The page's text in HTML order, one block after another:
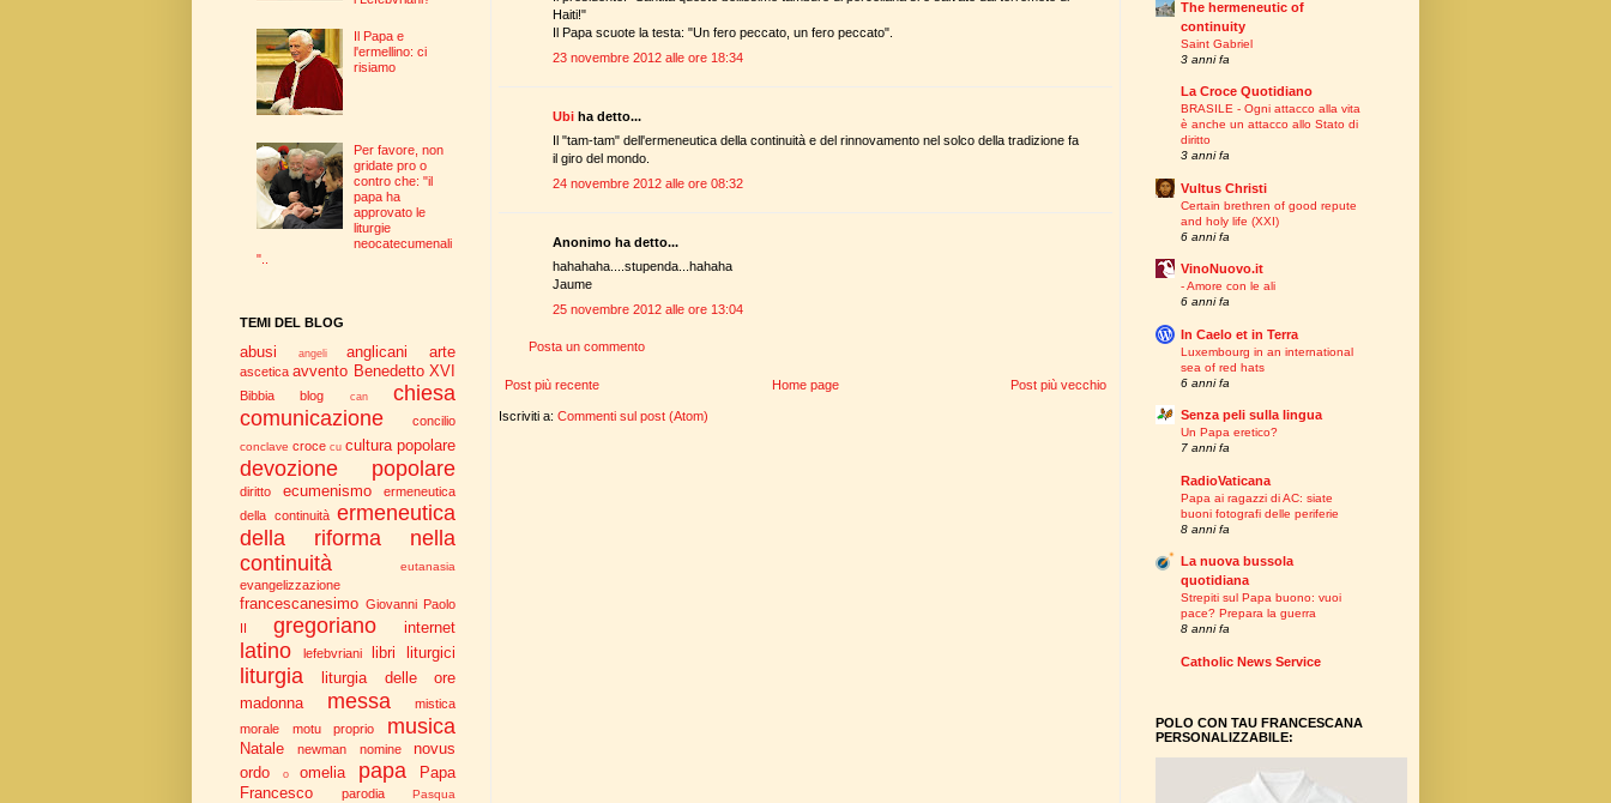
Haiti!"
Il Papa scuote la testa: "Un fero peccato, un fero peccato".
23 novembre 2012 alle ore 18:34
Ubi ha detto...
Il "tam-tam" dell'ermeneutica della continuità e del rinnovamento nel solco della tradizione fa
il giro del mondo.
24 novembre 2012 alle ore 08:32
Anonimo ha detto...
hahahaha....stupenda...hahaha
Jaume
25 novembre 2012 alle ore 13:04
Posta un commento
Post più recente Post più vecchio
Home page
Iscriviti a: Commenti sul post (Atom)
Il Papa e
l'ermellino: ci
risiamo
Per favore, non
gridate pro o
contro che: "il
papa ha
approvato le
liturgie
neocatecumenali
"..
TEMI DEL BLOG
abusi angeli anglicani arte
ascetica avvento Benedetto XVI
Bibbia blog can
chiesa
comunicazione
concilio
conclave croce cu cultura popolare
devozione popolare
diritto ecumenismo
ermeneutica
della continuità ermeneutica
della riforma nella
continuità
eutanasia
evangelizzazione
francescanesimo Giovanni Paolo
II
gregoriano internet
latino lefebvriani libri liturgici
liturgia
liturgia delle ore
madonna
messa
mistica
morale
motu proprio musica
Natale newman nomine
novus
ordo
o omelia papa
Papa
Francesco
parodia Pasqua
The hermeneutic of
continuity
Saint Gabriel
3 anni fa
La Croce Quotidiano
BRASILE - Ogni attacco alla vita
è anche un attacco allo Stato di
diritto
3 anni fa
Vultus Christi
Certain brethren of good repute
and holy life (XXI)
6 anni fa
VinoNuovo.it
- Amore con le ali
6 anni fa
In Caelo et in Terra
Luxembourg in an international
sea of red hats
6 anni fa
Senza peli sulla lingua
Un Papa eretico?
7 anni fa
RadioVaticana
Papa ai ragazzi di AC: siate
buoni fotografi delle periferie
8 anni fa
La nuova bussola
quotidiana
Strepiti sul Papa buono: vuoi
pace? Prepara la guerra
8 anni fa
Catholic News Service
POLO CON TAU FRANCESCANA
PERSONALIZZABILE: